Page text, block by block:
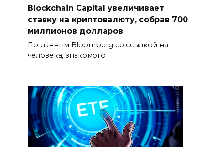
Blockchain Capital увеличивает
ставку на криптовалюту, собрав 700
миллионов долларов
По данным Bloomberg со ссылкой на
человека, знакомого